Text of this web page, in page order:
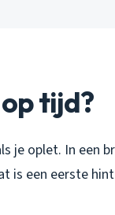
tijd?
je oplet. In een
is een eerste